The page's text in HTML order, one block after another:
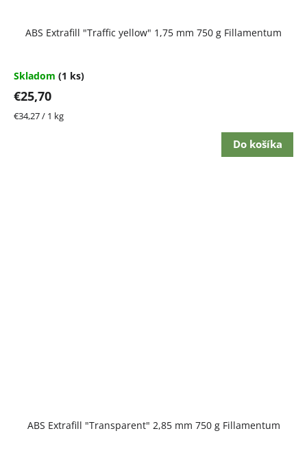
ABS Extrafill "Traffic yellow" 1,75 mm 750 g Fillamentum
Skladom (1 ks)
€25,70
Jednotková
€34,27 / 1 kg
Do košíka
ABS Extrafill "Transparent" 2,85 mm 750 g Fillamentum